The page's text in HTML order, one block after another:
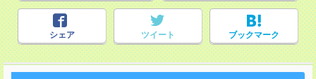
シェア ツイート ブックマーク